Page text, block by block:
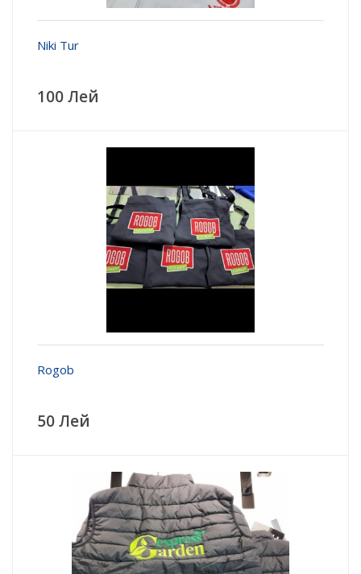
Niki Tur
100 Лей
Rogob
50 Лей